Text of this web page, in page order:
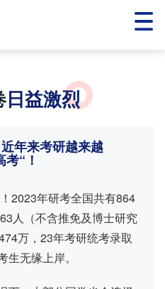
日益激烈
年来考研越来越
“！
2023年研考全国共有864
人（不含推免及博士研究
万，23年考研统考录取
无缘上岸。